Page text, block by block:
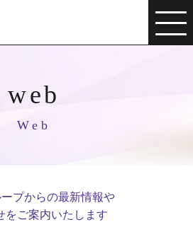
web
Web
プからの最新情報や
をご案内いたします